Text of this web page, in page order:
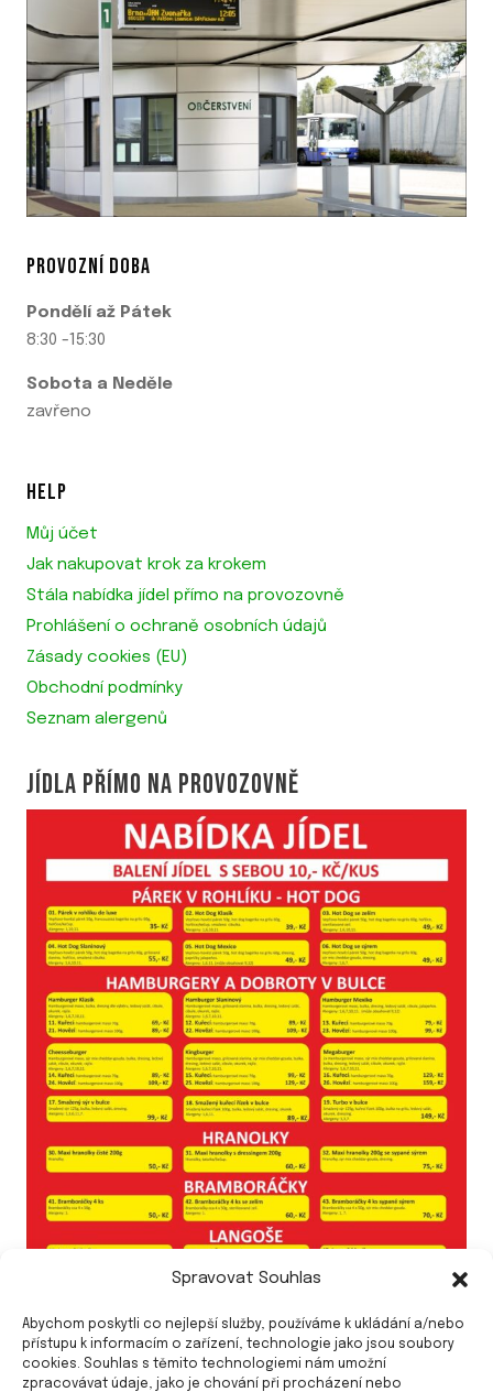
Spravovat Souhlas
Abychom poskytli co nejlepší služby, používáme k ukládání a/nebo
přístupu k informacím o zařízení, technologie jako jsou soubory
cookies. Souhlas s těmito technologiemi nám umožní
zpracovávat údaje, jako je chování při procházení nebo
PROVOZNÍ DOBA
Pondělí až Pátek
8:30 -15:30
Sobota a Neděle
zavřeno
HELP
Můj účet
Jak nakupovat krok za krokem
Stála nabídka jídel přímo na provozovně
Prohlášení o ochraně osobních údajů
Zásady cookies (EU)
Obchodní podmínky
Seznam alergenů
JÍDLA PŘÍMO NA PROVOZOVNĚ